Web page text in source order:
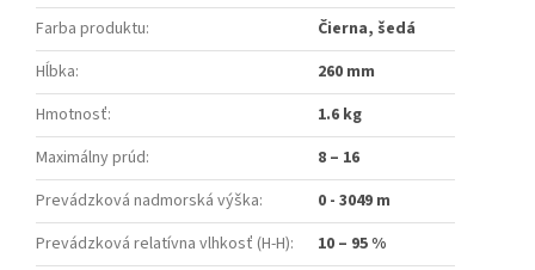
Farba produktu:
Čierna, šedá
Hĺbka:
260 mm
Hmotnosť:
1.6 kg
Maximálny prúd:
8 – 16
Prevádzková nadmorská výška:
0 - 3049 m
Prevádzková relatívna vlhkosť (H-H):
10 – 95 %